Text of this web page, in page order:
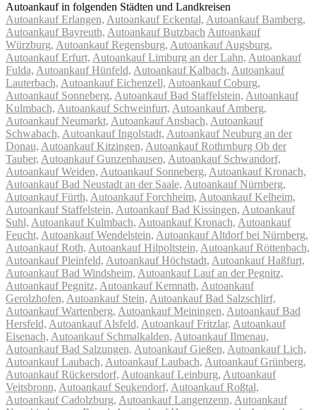
Autoankauf in folgenden Städten und Landkreisen
Autoankauf Erlangen, Autoankauf Eckental, Autoankauf Bamberg,
Autoankauf Bayreuth, Autoankauf Butzbach Autoankauf
Würzburg, Autoankauf Regensburg, Autoankauf Augsburg,
Autoankauf Erfurt, Autoankauf Limburg an der Lahn, Autoankauf
Fulda, Autoankauf Hünfeld, Autoankauf Kalbach, Autoankauf
Lauterbach, Autoankauf Eichenzell, Autoankauf Coburg,
Autoankauf Sonneberg, Autoankauf Bad Staffelstein, Autoankauf
Kulmbach, Autoankauf Schweinfurt, Autoankauf Amberg,
Autoankauf Neumarkt, Autoankauf Ansbach, Autoankauf
Schwabach, Autoankauf Ingolstadt, Autoankauf Neuburg an der
Donau, Autoankauf Kitzingen, Autoankauf Rothrnburg Ob der
Tauber, Autoankauf Gunzenhausen, Autoankauf Schwandorf,
Autoankauf Weiden, Autoankauf Sonneberg, Autoankauf Kronach,
Autoankauf Bad Neustadt an der Saale, Autoankauf Nürnberg,
Autoankauf Fürth, Autoankauf Forchheim, Autoankauf Kelheim,
Autoankauf Staffelstein, Autoankauf Bad Kissingen, Autoankauf
Suhl, Autoankauf Kulmbach, Autoankauf Kronach, Autoankauf
Feucht, Autoankauf Wendelstein, Autoankauf Altdorf bei Nürnberg,
Autoankauf Roth, Autoankauf Hilpoltstein, Autoankauf Röttenbach,
Autoankauf Pleinfeld, Autoankauf Höchstadt, Autoankauf Haßfurt,
Autoankauf Bad Windsheim, Autoankauf Lauf an der Pegnitz,
Autoankauf Pegnitz, Autoankauf Kemnath, Autoankauf
Gerolzhofen, Autoankauf Stein, Autoankauf Bad Salzschlirf,
Autoankauf Wartenberg, Autoankauf Meiningen, Autoankauf Bad
Hersfeld, Autoankauf Alsfeld, Autoankauf Fritzlar, Autoankauf
Eisenach, Autoankauf Schmalkalden, Autoankauf Ilmenau,
Autoankauf Bad Salzungen, Autoankauf Gießen, Autoankauf Lich,
Autoankauf Laubach, Autoankauf Laubach, Autoankauf Grünberg,
Autoankauf Rückersdorf, Autoankauf Leinburg, Autoankauf
Veitsbronn, Autoankauf Seukendorf, Autoankauf Roßtal,
Autoankauf Cadolzburg, Autoankauf Langenzenn, Autoankauf